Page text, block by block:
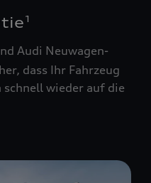
1
Audi Neuwagen-
dass Ihr Fahrzeug
schnell wieder auf die